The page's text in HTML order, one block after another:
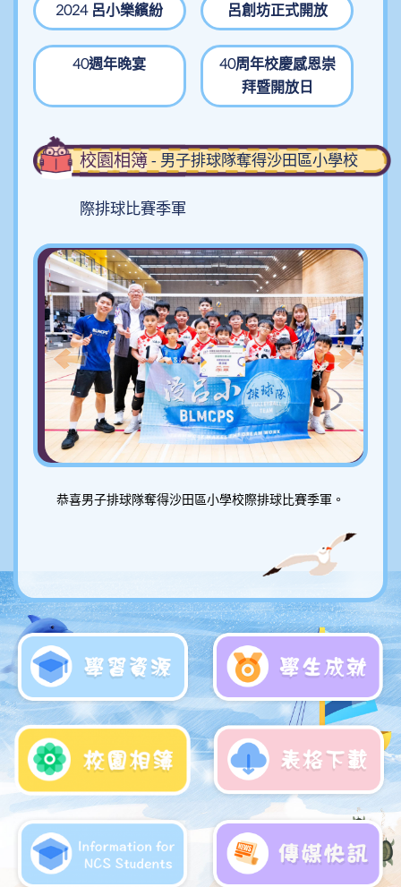
2024 呂小樂繽紛 呂創坊正式開放
40週年晚宴
40周年校慶感恩崇
拜暨開放日
校園相簿- 男子排球隊奪得沙田區小學校
際排球比賽季軍
恭喜男子排球隊奪得沙田區小學校際排球比賽季軍。